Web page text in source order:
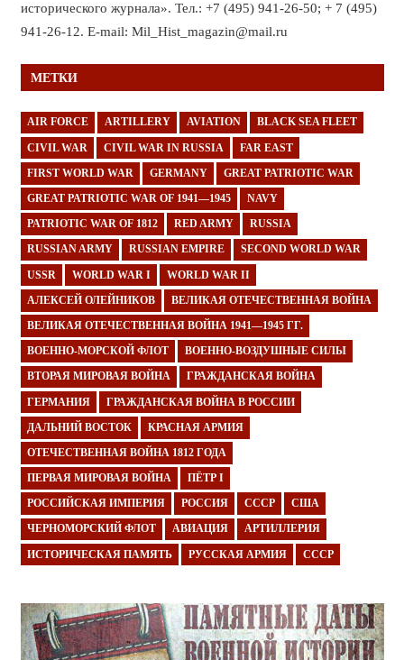
исторического журнала». Тел.: +7 (495) 941-26-50; + 7 (495)
941-26-12. E-mail: Mil_Hist_magazin@mail.ru
МЕТКИ
AIR FORCE ARTILLERY AVIATION BLACK SEA FLEET
CIVIL WAR CIVIL WAR IN RUSSIA FAR EAST
FIRST WORLD WAR GERMANY GREAT PATRIOTIC WAR
GREAT PATRIOTIC WAR OF 1941—1945 NAVY
PATRIOTIC WAR OF 1812 RED ARMY RUSSIA
RUSSIAN ARMY RUSSIAN EMPIRE SECOND WORLD WAR
USSR WORLD WAR I WORLD WAR II
АЛЕКСЕЙ ОЛЕЙНИКОВ ВЕЛИКАЯ ОТЕЧЕСТВЕННАЯ ВОЙНА
ВЕЛИКАЯ ОТЕЧЕСТВЕННАЯ ВОЙНА 1941—1945 ГГ.
ВОЕННО-МОРСКОЙ ФЛОТ ВОЕННО-ВОЗДУШНЫЕ СИЛЫ
ВТОРАЯ МИРОВАЯ ВОЙНА ГРАЖДАНСКАЯ ВОЙНА
ГЕРМАНИЯ ГРАЖДАНСКАЯ ВОЙНА В РОССИИ
ДАЛЬНИЙ ВОСТОК КРАСНАЯ АРМИЯ
ОТЕЧЕСТВЕННАЯ ВОЙНА 1812 ГОДА
ПЕРВАЯ МИРОВАЯ ВОЙНА ПЁТР I
РОССИЙСКАЯ ИМПЕРИЯ РОССИЯ СССР США
ЧЕРНОМОРСКИЙ ФЛОТ АВИАЦИЯ АРТИЛЛЕРИЯ
ИСТОРИЧЕСКАЯ ПАМЯТЬ РУССКАЯ АРМИЯ СССР